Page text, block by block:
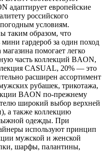
адаптирует европейские
российского
условиям.
таким образом, что
гардероб за один поход
помогает легко
часть коллекций BAON,
CASUAL, 20% — это
расширен ассортимент
рубашек, трикотажа,
BAON по-прежнему
широкий выбор верхней
а также коллекцию
одежды. При
используют принцип
мужской и женской
шарфы, палантины,